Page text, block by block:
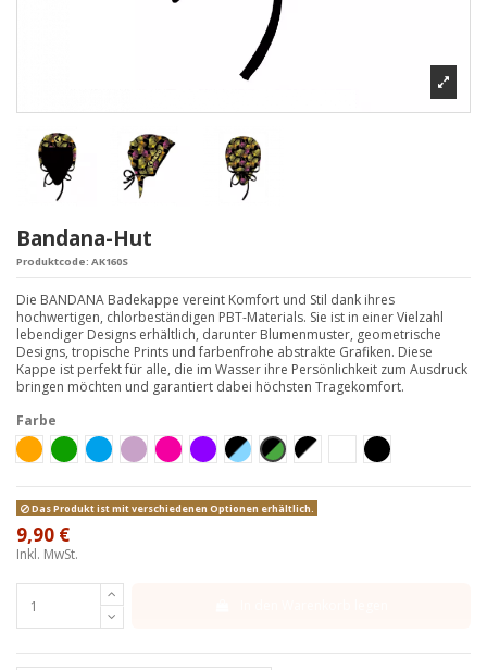
Bandana-Hut
Produktcode: AK160S
Die BANDANA Badekappe vereint Komfort und Stil dank ihres
hochwertigen, chlorbeständigen PBT-Materials. Sie ist in einer Vielzahl
lebendiger Designs erhältlich, darunter Blumenmuster, geometrische
Designs, tropische Prints und farbenfrohe abstrakte Grafiken. Diese
Kappe ist perfekt für alle, die im Wasser ihre Persönlichkeit zum Ausdruck
bringen möchten und garantiert dabei höchsten Tragekomfort.
Farbe
Arancione
Verde AzzurroLilla Fucsia Viola Nero-Celeste
Nero-VerdeBianco-Nero
Bianco Nero
Das Produkt ist mit verschiedenen Optionen erhältlich.
9,90 €
Inkl. MwSt.